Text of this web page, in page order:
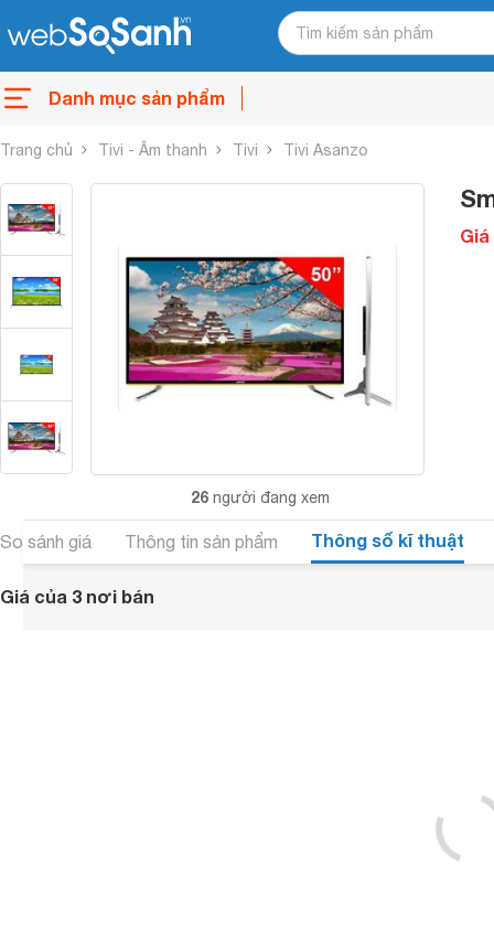
Danh mục sản phẩm
Trang chủ Tivi - Âm thanh Tivi Tivi Asanzo
26 người đang xem
Giá
So sánh giá Thông tin sản phẩm Thông số kĩ thuật
Giá của 3 nơi bán